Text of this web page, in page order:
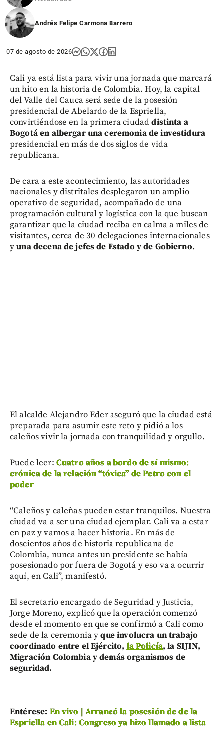
Andrés Felipe Carmona Barrero
07 de agosto de 2026
Cali ya está lista para vivir una jornada que marcará
un hito en la historia de Colombia. Hoy, la capital
del Valle del Cauca será sede de la posesión
presidencial de Abelardo de la Espriella,
convirtiéndose en la primera ciudaddistinta a
Bogotá en albergar una ceremonia de investidura
presidencial en más de dos siglos de vida
republicana.
De cara a este acontecimiento, las autoridades
nacionales y distritales desplegaron un amplio
operativo de seguridad, acompañado de una
programación cultural y logística con la que buscan
garantizar que la ciudad reciba en calma a miles de
visitantes, cerca de 30 delegaciones internacionales
yuna decena de jefes de Estado y de Gobierno.
El alcalde Alejandro Eder aseguró que la ciudad está
preparada para asumir este reto y pidió a los
caleños vivir la jornada con tranquilidad y orgullo.
Puede leer: Cuatro años a bordo de sí mismo:
crónica de la relación “tóxica” de Petro con el
poder
“Caleños y caleñas pueden estar tranquilos. Nuestra
ciudad va a ser una ciudad ejemplar. Cali va a estar
en paz y vamos a hacer historia. En más de
doscientos años de historia republicana de
Colombia, nunca antes un presidente se había
posesionado por fuera de Bogotá y eso va a ocurrir
aquí, en Cali”, manifestó.
El secretario encargado de Seguridad y Justicia,
Jorge Moreno, explicó que la operación comenzó
desde el momento en que se confirmó a Cali como
sede de la ceremonia yque involucra un trabajo
coordinado entre el Ejército, la Policía, la SIJIN,
Migración Colombia y demás organismos de
seguridad.
Entérese: En vivo | Arrancó la posesión de de la
Espriella en Cali: Congreso ya hizo llamado a lista